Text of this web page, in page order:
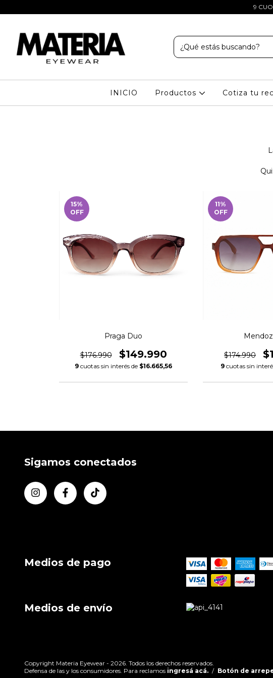
9
INICIO Productos Cotiza tu
15%
OFF
Praga Duo
$176.990 $149.990
9 cuotas sin interés de $16.665,56
11%
OFF
$174.990
9 cuotas sin
Sigamos conectados
Medios de pago
Medios de envío
Copyright Materia Eyewear - 2026. Todos los derechos reservados.
Defensa de las y los consumidores. Para reclamos ingresá acá. / Botón de